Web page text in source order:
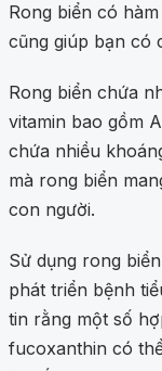
Rong biển có
cũng giúp bạn có
Rong biển chứa
vitamin bao gồm
chứa nhiều
mà rong biển
con người.
Sử dụng rong
phát triển bệnh
tin rằng một số
fucoxanthin có